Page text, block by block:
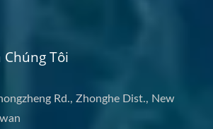
Tôi
Rd., Zhonghe Dist., New